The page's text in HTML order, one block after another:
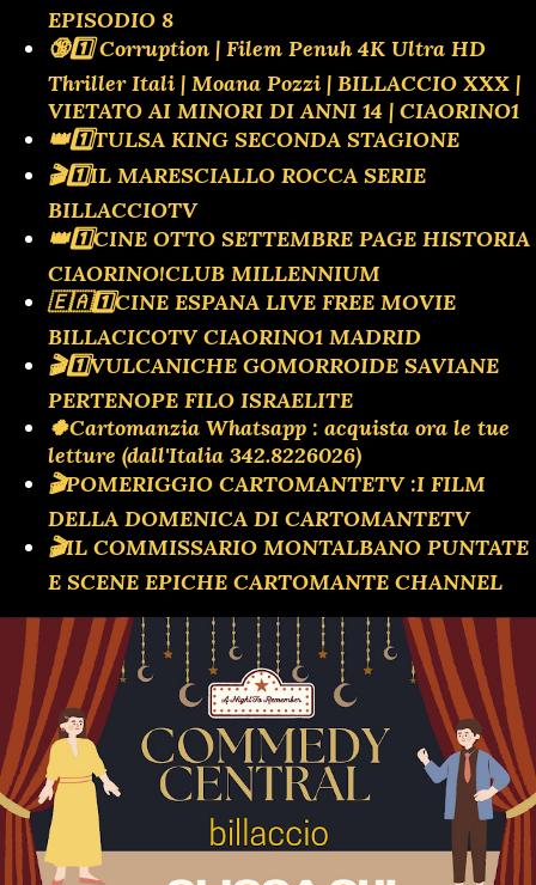
EPISODIO 8
🔞1️⃣ Corruption | Filem Penuh 4K Ultra HD
Thriller Itali | Moana Pozzi | BILLACCIO XXX |
VIETATO AI MINORI DI ANNI 14 | CIAORINO1
👑1️⃣TULSA KING SECONDA STAGIONE
🎬1️⃣IL MARESCIALLO ROCCA SERIE
BILLACCIOTV
👑1️⃣CINE OTTO SETTEMBRE PAGE HISTORIA
CIAORINO!CLUB MILLENNIUM
🇪🇦1️⃣CINE ESPANA LIVE FREE MOVIE
BILLACICOTV CIAORINO1 MADRID
🎬1️⃣VULCANICHE GOMORROIDE SAVIANE
PERTENOPE FILO ISRAELITE
🍀Cartomanzia Whatsapp : acquista ora le tue
letture (dall'Italia 342.8226026)
🎬POMERIGGIO CARTOMANTETV :I FILM
DELLA DOMENICA DI CARTOMANTETV
🎬IL COMMISSARIO MONTALBANO PUNTATE
E SCENE EPICHE CARTOMANTE CHANNEL